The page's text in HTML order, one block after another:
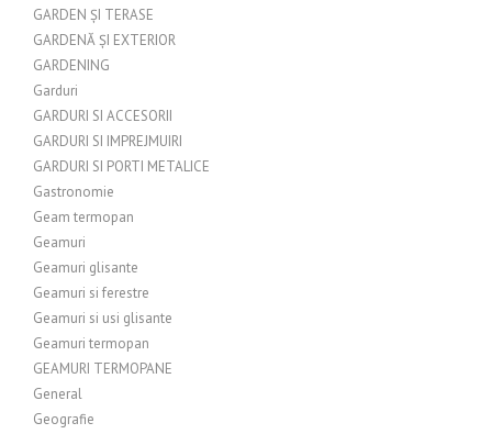
GARDEN ȘI TERASE
GARDENĂ ȘI EXTERIOR
GARDENING
Garduri
GARDURI SI ACCESORII
GARDURI SI IMPREJMUIRI
GARDURI SI PORTI METALICE
Gastronomie
Geam termopan
Geamuri
Geamuri glisante
Geamuri si ferestre
Geamuri si usi glisante
Geamuri termopan
GEAMURI TERMOPANE
General
Geografie